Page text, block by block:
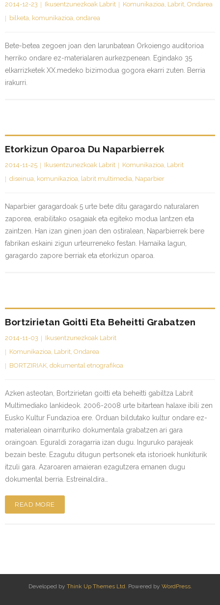
2014-12-23 Ikusentzunezkoak Labrit Komunikazioa, Labrit, Ondarea
bilketa, komunikazioa, ondarea
Bete-betea zegoen joan den larunbatean Orkoiengo auditorioa
herriko ondare ez-materialaren aurkezpenean. Egindako 35
elkarrizketek XX.medeko bizimodua gogora ekarri zuten. Berria
irakurri.
Etorkizun Oparoa Du Naparbierrek
2014-11-25 Ikusentzunezkoak Labrit Komunikazioa, Labrit
diseinua, komunikazioa, labrit multimedia, Naparbier
Naparbier garagardoak 5 urte bete ditu garagardo naturalaren
zaporea, erabilitako osagaiak eta egiteko modua lantzen eta
zaintzen. Han izan ginen joan den ostiralean, Naparbierrek bere
fabrikan eskaini zigun urteurreneko festan. Hamaika lagun,
garagardo zapore berriak eta etorkizun oparoa.
Bortzirietan Goitti Eta Beheitti Grabatzen
2014-11-03
Ikusentzunezkoak Labrit
Komunikazioa, Labrit, Ondarea
BORTZIRIAK, dokumental etnografikoa
Azken asteotan, Bortzirietan goitti eta beheitti gabiltza Labrit
Multimediako lankideok. 2006-2008 urte bitartean halaxe ibili zen
Eusko Kultur Fundazioa ere. Orduan bildutako kultur ondare ez-
materialean oinarrituriko dokumentala grabatzen ari gara
oraingoan. Eguraldi zoragarria izan dugu. Inguruko parajeak
bezain beste. Ezagutu ditugun pertsonek eta istorioek hunkiturik
itzuli gara. Azaroaren amaieran ezagutzera emanen dugu
dokumental berria. Estreinaldira…
READ MORE
Developed by Think Up Themes Ltd. Powered by WordPress.